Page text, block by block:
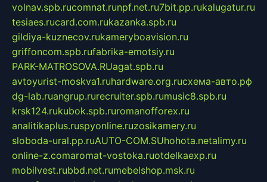
volnav.spb.rucomnat.runpf.net.ru7bit.pp.rukalugatur.ru
tesiaes.rucard.com.rukazanka.spb.ru
gildiya-kuznecov.rukameryboavision.ru
griffoncom.spb.rufabrika-emotsiy.ru
PARK-MATROSOVA.RUagat.spb.ru
avtoyurist-moskva1.ruhardware.org.ruсхема-авто.рф
dg-lab.ruangrup.rurecruiter.spb.rumusic8.spb.ru
krsk124.rukubok.spb.ruromanofforex.ru
analitikaplus.ruspyonline.ruzosikamery.ru
sloboda-ural.pp.ruAUTO-COM.SUhohota.netalimy.ru
online-z.comaromat-vostoka.ruotdelkaexp.ru
mobilvest.rubbd.net.rumebelshop.msk.ru